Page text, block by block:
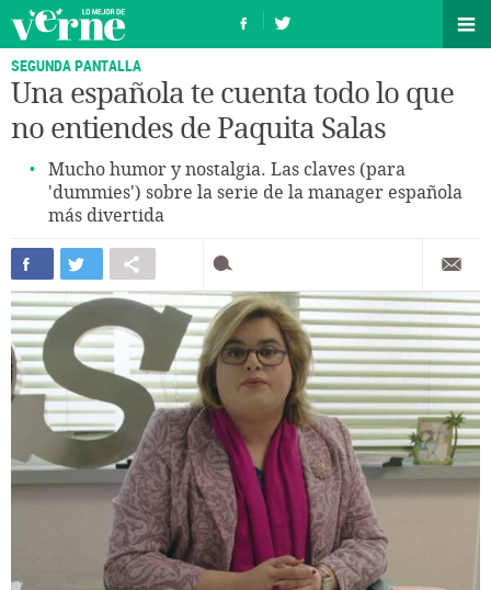
SEGUNDA PANTALLA
Una española te cuenta todo lo que
no entiendes de Paquita Salas
Mucho humor y nostalgia. Las claves (para
'dummies') sobre la serie de la manager española
más divertida